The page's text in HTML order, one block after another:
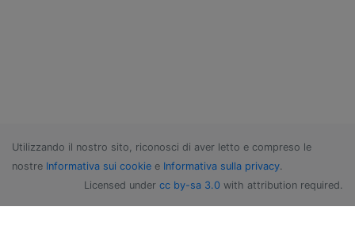
Utilizzando il nostro sito, riconosci di aver letto e compreso le
nostre Informativa sui cookie e Informativa sulla privacy.
Licensed under cc by-sa 3.0 with attribution required.